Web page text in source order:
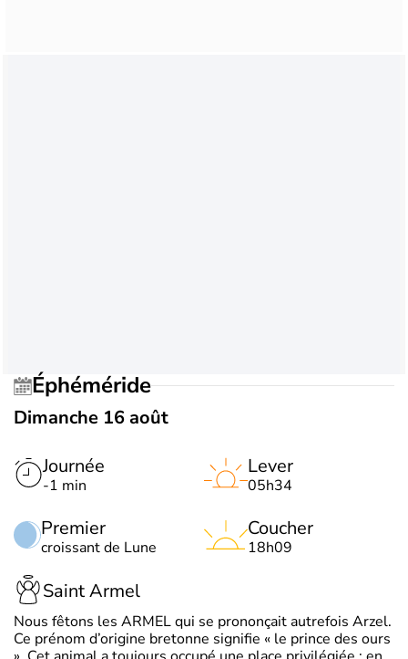
Éphéméride
Dimanche 16 août
Journée
-1 min
Premier
croissant de Lune
Lever
05h34
Coucher
18h09
Saint Armel
Nous fêtons les ARMEL qui se prononçait autrefois Arzel.
Ce prénom d’origine bretonne signifie « le prince des ours